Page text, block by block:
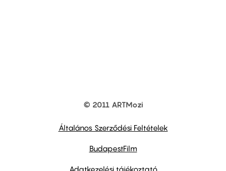
© 2011 ARTMozi
Általános Szerződési Feltételek
BudapestFilm
Adatkezelési tájékoztató